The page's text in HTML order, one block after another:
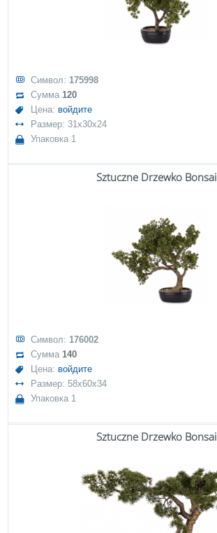
Символ: 175998
Сумма120
Цена: войдите
Размер: 31x30x24
Упаковка 1
Sztuczne Drzewko Bonsai
Символ: 176002
Сумма140
Цена: войдите
Размер: 58x60x34
Упаковка 1
Sztuczne Drzewko Bonsai